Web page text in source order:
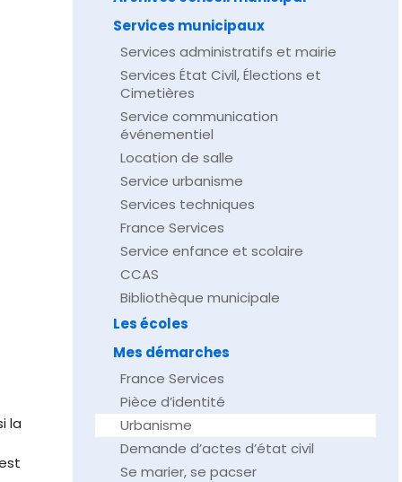
la
Services municipaux
Services administratifs et mairie
Services État Civil, Élections et
Cimetières
Service communication
événementiel
Location de salle
Service urbanisme
Services techniques
France Services
Service enfance et scolaire
CCAS
Bibliothèque municipale
Les écoles
Mes démarches
France Services
Pièce d’identité
Urbanisme
Demande d’actes d’état civil
Se marier, se pacser